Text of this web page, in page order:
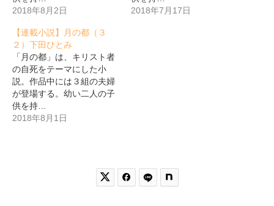
2018年8月2日
2018年7月17日
【連載小説】月の都（３
２）下田ひとみ
「月の都」は、キリスト者
の自死をテーマにした小
説。作品中には３組の夫婦
が登場する。幼い二人の子
供を持…
2018年8月1日
 